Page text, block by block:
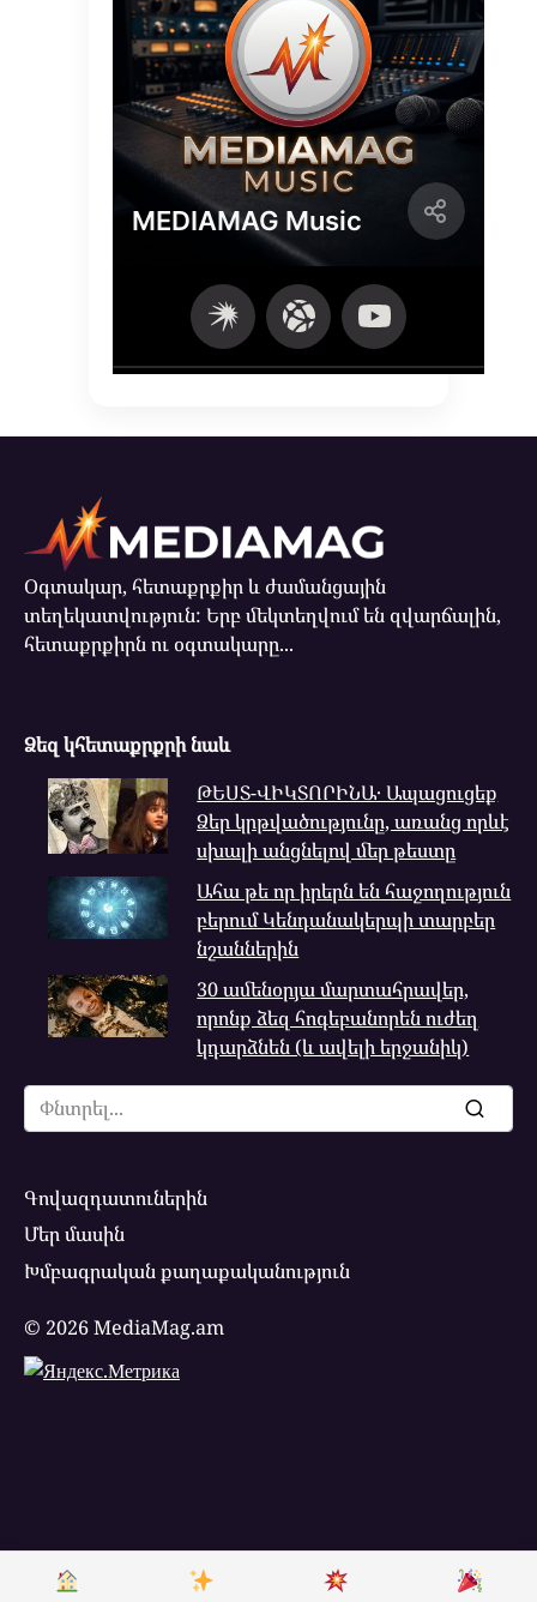
Օգտակար, հետաքրքիր և ժամանցային
տեղեկատվություն: Երբ մեկտեղվում են զվարճալին,
հետաքրքիրն ու օգտակարը...
Ձեզ կհետաքրքրի նաև
ԹԵՍՏ-ՎԻԿՏՈՐԻՆԱ․ Ապացուցեք
Ձեր կրթվածությունը, առանց որևէ
սխալի անցնելով մեր թեստը
Ահա թե որ իրերն են հաջողություն
բերում Կենդանակերպի տարբեր
նշաններին
30 ամենօրյա մարտահրավեր,
որոնք ձեզ հոգեբանորեն ուժեղ
կդարձնեն (և ավելի երջանիկ)
Search
for:
Գովազդատուներին
Մեր մասին
Խմբագրական քաղաքականություն
© 2026 MediaMag.am